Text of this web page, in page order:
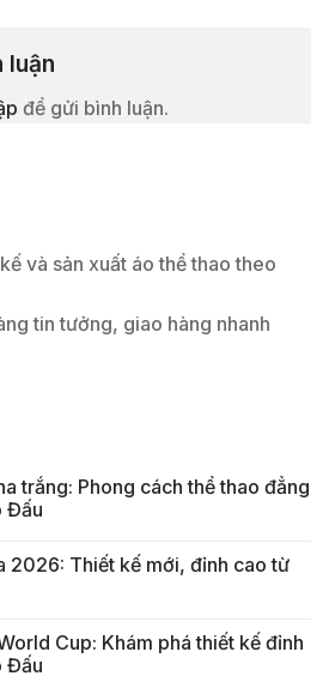
luận
để gửi bình luận.
và sản xuất áo thể thao theo
tin tưởng, giao hàng nhanh
trắng: Phong cách thể thao đẳng
Đấu
2026: Thiết kế mới, đỉnh cao từ
Cup: Khám phá thiết kế đỉnh
Đấu